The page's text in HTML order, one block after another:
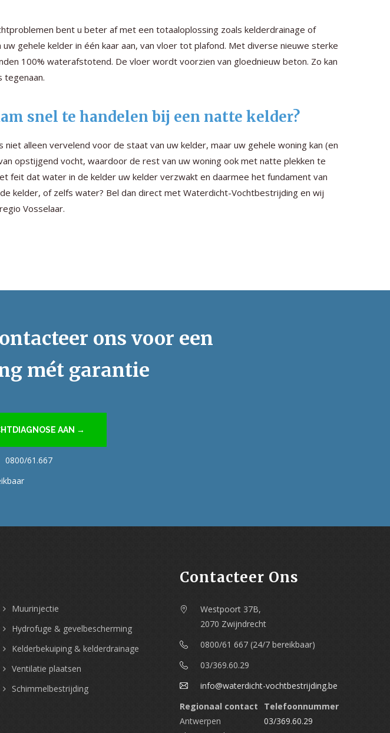
bent u beter af met een totaaloplossing zoals kelderdrainage of
gehele kelder in één kaar aan, van vloer tot plafond. Met diverse nieuwe sterke
100% waterafstotend. De vloer wordt voorzien van gloednieuw beton. Zo kan
tegenaan.
snel te handelen bij een natte kelder?
niet alleen vervelend voor de staat van uw kelder, maar uw gehele woning kan (en
opstijgend vocht, waardoor de rest van uw woning ook met natte plekken te
feit dat water in de kelder uw kelder verzwakt en daarmee het fundament van
kelder, of zelfs water? Bel dan direct met Waterdicht-Vochtbestrijding en wij
Vosselaar.
ons voor een
mét garantie
AAN →
0800/61.667
Muurinjectie
Hydrofuge & gevelbescherming
Kelderbekuiping & kelderdrainage
Ventilatie plaatsen
Schimmelbestrijding
Contacteer Ons
Westpoort 37B,
2070 Zwijndrecht
0800/61 667 (24/7 bereikbaar)
03/369.60.29
info@waterdicht-vochtbestrijding.be
Regionaal contact
Telefoonnummer
Antwerpen
03/369.60.29